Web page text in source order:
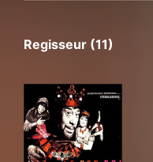
Regisseur (11)